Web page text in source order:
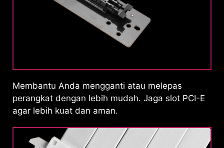
Membantu Anda mengganti atau melepas
perangkat dengan lebih mudah. Jaga slot PCI-E
agar lebih kuat dan aman.